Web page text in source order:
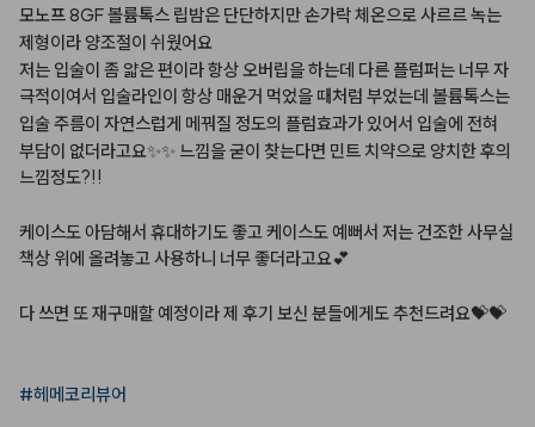
모노프 8GF볼륨톡스 립밤은 단단하지만손가락체온으로사르르녹는
제형이라양조절이 쉬웠어요
저는 입술이 좀 얇은편이라항상오버립을하는데 다른 플럼퍼는 너무자
극적이여서 입술라인이 항상 매운거 먹었을 때처럼 부었는데 볼륨톡스는
입술주름이 자연스럽게 메꿔질 정도의 플럼효과가 있어서 입술에 전혀
부담이 없더라고요✨✨ 느낌을굳이 찾는다면 민트 치약으로양치한후의
느낌정도?!!
케이스도아담해서 휴대하기도좋고케이스도 예뻐서 저는 건조한사무실
책상 위에 올려놓고사용하니 너무좋더라고요💕
다 쓰면 또재구매할 예정이라제 후기 보신 분들에게도추천드려요💝💝
#헤메코리뷰어